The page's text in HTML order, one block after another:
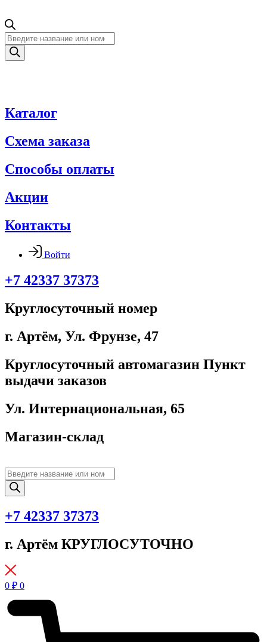
Поиск
товаров
Каталог
Схема заказа
Способы оплаты
Акции
Контакты
Войти
+7 42337 37373
Круглосуточный номер
г. Артём, ​Ул. Фрунзе, 47
Круглосуточный автомагазин Пункт
выдачи заказов
Ул. Интернациональная, 65
Магазин-склад
Поиск
товаров
+7 42337 37373
г. Артём КРУГЛОСУТОЧНО
0 ₽ 0